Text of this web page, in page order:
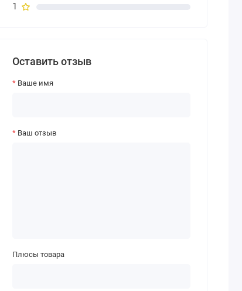
1
Оставить отзыв
Ваше имя
Ваш отзыв
Плюсы товара